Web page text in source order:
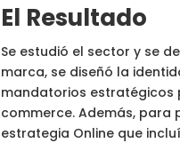
El Resultado
Se estudió el sector y se
marca, se diseñó la
mandatorios estratégicos
commerce. Además, para
estrategia Online que